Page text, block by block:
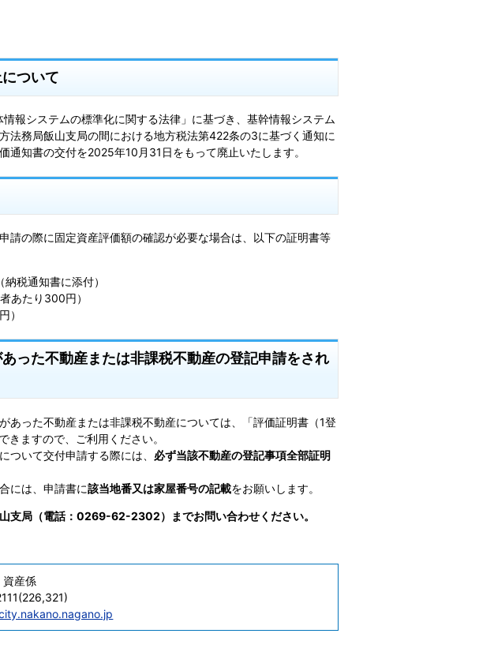
ついて
報システムの標準化に関する法律」に基づき、基幹情報システム
法務局飯山支局の間における地方税法第422条の3に基づく通知に
通知書の交付を2025年10月31日をもって廃止いたします。
請の際に固定資産評価額の確認が必要な場合は、以下の証明書等
税通知書に添付）
あたり300円）
）
った不動産または非課税不動産の登記申請をされ
った不動産または非課税不動産については、「評価証明書（1登
ますので、ご利用ください。
いて交付申請する際には、 必ず当該不動産の登記事項全部証明
には、申請書に該当地番又は家屋番号の記載をお願いします。
支局（電話：0269-62-2302）までお問い合わせください。
産係